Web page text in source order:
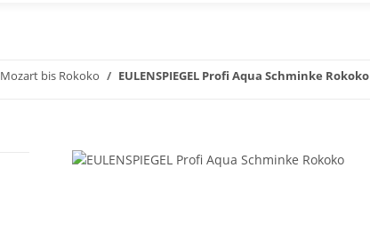
Mozart bis Rokoko EULENSPIEGEL Profi Aqua Schminke Rokoko